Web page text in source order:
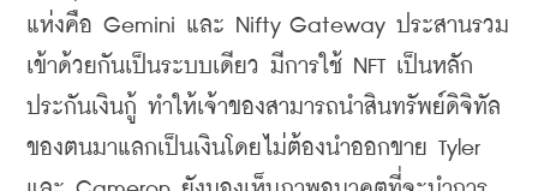
แห่งคือ Gemini และ Nifty Gateway ประสานรวม
เข้าด้วยกันเป็นระบบเดียว มีการใช้ NFT เป็นหลัก
ประกันเงินกู้ ทำให้เจ้าของสามารถนำสินทรัพย์ดิจิทัล
ของตนมาแลกเป็นเงินโดยไม่ต้องนำออกขาย